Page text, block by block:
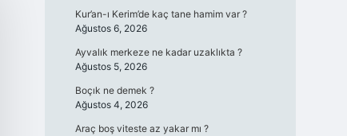
Kur’an-ı Kerim’de kaç tane hamim var ?
Ağustos 6, 2026
Ayvalık merkeze ne kadar uzaklıkta ?
Ağustos 5, 2026
Boçık ne demek ?
Ağustos 4, 2026
Araç boş viteste az yakar mı ?